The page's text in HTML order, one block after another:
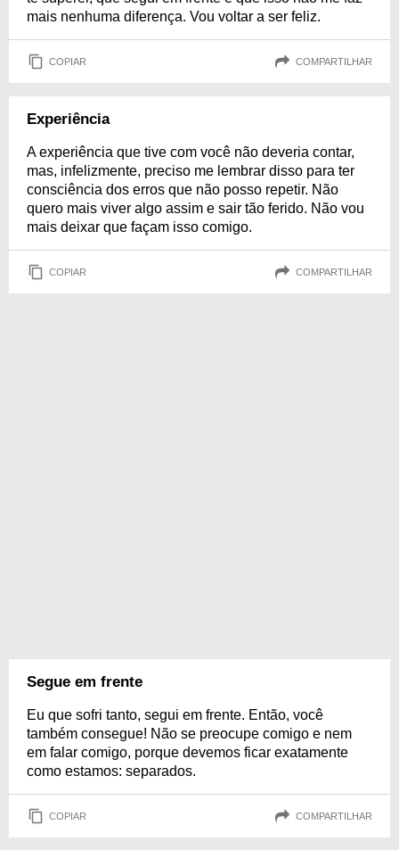
mais nenhuma diferença. Vou voltar a ser feliz.
COPIAR COMPARTILHAR
Experiência
A experiência que tive com você não deveria contar,
mas, infelizmente, preciso me lembrar disso para ter
consciência dos erros que não posso repetir. Não
quero mais viver algo assim e sair tão ferido. Não vou
mais deixar que façam isso comigo.
COPIAR COMPARTILHAR
Segue em frente
Eu que sofri tanto, segui em frente. Então, você
também consegue! Não se preocupe comigo e nem
em falar comigo, porque devemos ficar exatamente
como estamos: separados.
COPIAR COMPARTILHAR